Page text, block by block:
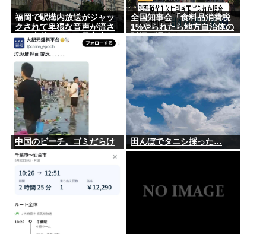
福岡で駅構内放送がジャッ
クされて卑猥な音声が流さ
れた事件、やはり元音声は
動ありの動画だった
全国知事会「食料品消費税
1%やられたら地方自治体の
財源が逼迫してしまう 」…
この流れ地方税増税するし
かないよ、もう
中国のビーチ。ゴミだらけ 田んぼでタニシ採った…